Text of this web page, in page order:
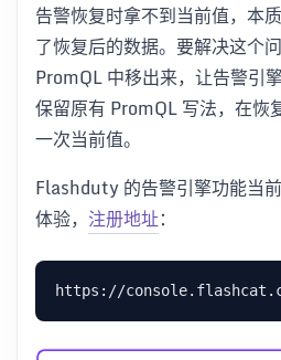
告警恢复时拿不到当前值，本
了恢复后的数据。要解决这个
PromQL 中移出来，让告警引
保留原有 PromQL 写法，在恢
一次当前值。
Flashduty 的告警引擎功能当
体验， 注册地址：